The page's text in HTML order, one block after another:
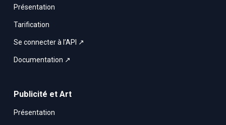
Présentation
Tarification
Se connecter à l’API ↗
Documentation ↗
Publicité et Art
Présentation